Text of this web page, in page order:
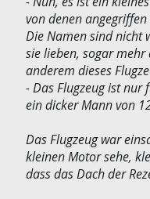
von denen
Die Namen sind nicht
sie lieben, sogar mehr
anderem dieses
- Das Flugzeug ist nur
ein dicker Mann von
Das Flugzeug war
kleinen Motor sehe,
dass das Dach der